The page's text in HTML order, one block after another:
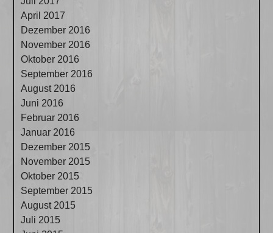
April 2017
Dezember 2016
November 2016
Oktober 2016
September 2016
August 2016
Juni 2016
Februar 2016
Januar 2016
Dezember 2015
November 2015
Oktober 2015
September 2015
August 2015
Juli 2015